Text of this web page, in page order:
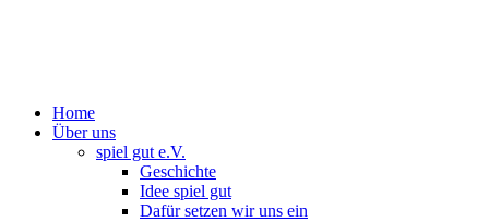
Home
Über uns
spiel gut e.V.
Geschichte
Idee spiel gut
Dafür setzen wir uns ein